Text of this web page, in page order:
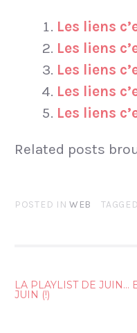
Les liens
Les liens
Les liens
Les liens
Les liens
Related posts
POSTED INWEB TAGGED
LA PLAYLIST DE JUIN…
JUIN (!)